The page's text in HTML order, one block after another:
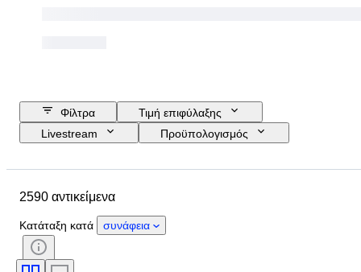
Φίλτρα
Τιμή επιφύλαξης
Livestream
Προϋπολογισμός
Country of origin
Κατάσταση
Στυλ
Χρώμα
Μέγεθος ρούχου
2590 αντικείμενα
Κατάταξη κατά συνάφεια